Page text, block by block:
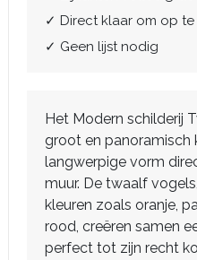
✓ Direct klaar om op
✓ Geen lijst nodig
Het Modern schilderij
groot en panoramisch
langwerpige vorm
muur. De twaalf
kleuren zoals oranje,
rood, creëren samen
perfect tot zijn recht